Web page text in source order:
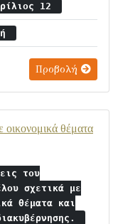
12
Προβολή
οικονομικά θέματα
του
σχετικά με
θέματα και